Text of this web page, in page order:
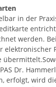
in der
werden.
elektronischer
Dr.
erfolgt, wird